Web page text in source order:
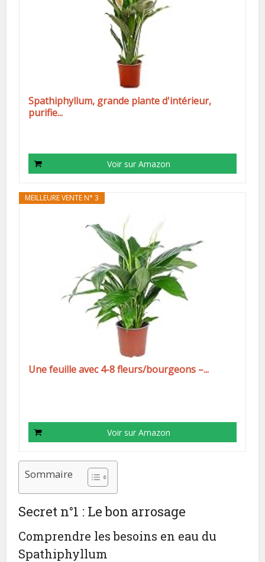
Spathiphyllum, grande plante d'intérieur,
purifie...
Voir sur Amazon
MEILLEURE VENTE N° 3
Une feuille avec 4-8 fleurs/bourgeons –...
Voir sur Amazon
Sommaire
Secret n°1 : Le bon arrosage
Comprendre les besoins en eau du
Spathiphyllum